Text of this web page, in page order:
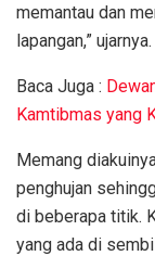
memantau dan
lapangan,” ujarnya.
Baca Juga :
Kamtibmas yang
Memang
penghujan
di beberapa titik.
yang ada di